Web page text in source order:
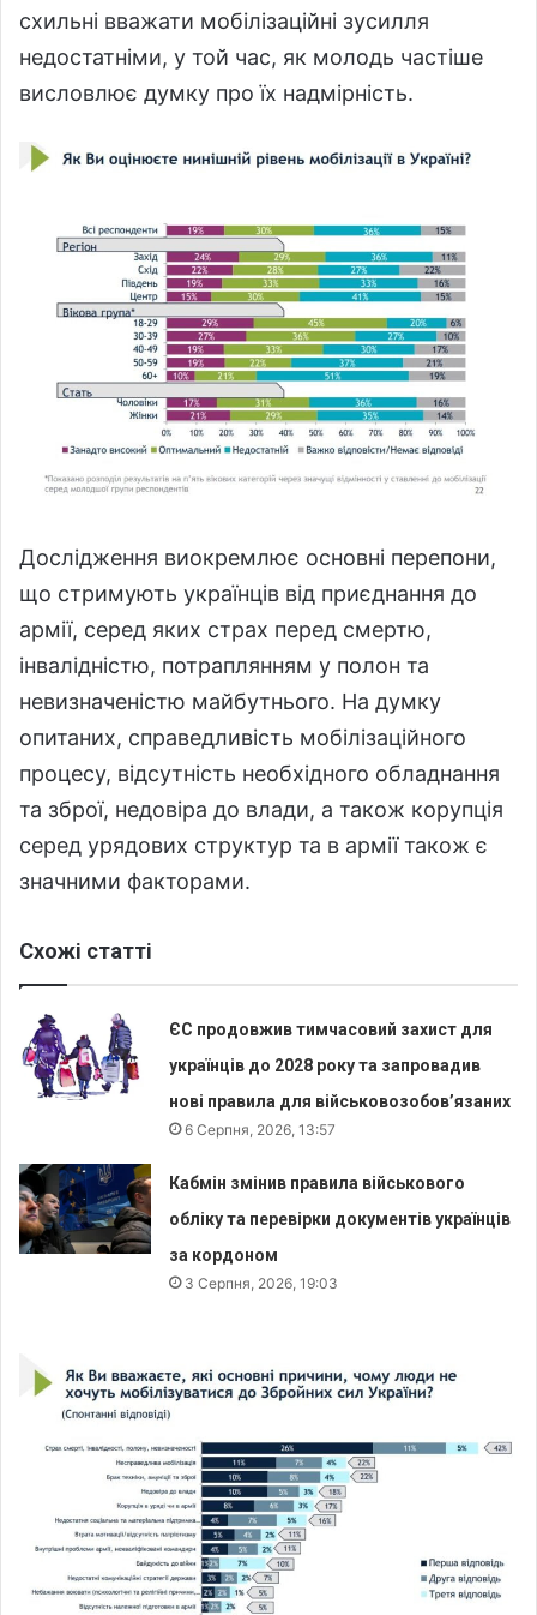
схильні вважати мобілізаційні зусилля
недостатніми, у той час, як молодь частіше
висловлює думку про їх надмірність.
Дослідження виокремлює основні перепони,
що стримують українців від приєднання до
армії, серед яких страх перед смертю,
інвалідністю, потраплянням у полон та
невизначеністю майбутнього. На думку
опитаних, справедливість мобілізаційного
процесу, відсутність необхідного обладнання
та зброї, недовіра до влади, а також корупція
серед урядових структур та в армії також є
значними факторами.
Схожі статті
ЄС продовжив тимчасовий захист для
українців до 2028 року та запровадив
нові правила для військовозобов’язаних
6 Серпня, 2026, 13:57
Кабмін змінив правила військового
обліку та перевірки документів українців
за кордоном
3 Серпня, 2026, 19:03